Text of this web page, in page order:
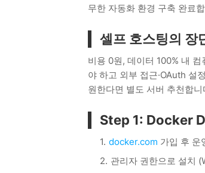
무한 자동화 환경 구축 완료
셀프 호스팅의 장
비용 0원, 데이터 100% 내
야 하고 외부 접근·OAuth 설
원한다면 별도 서버 추천합니
Step 1: Docker
docker.com 가입 후 운
관리자 권한으로 설치